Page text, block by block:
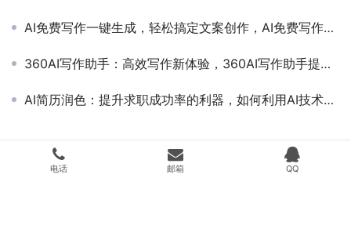
AI免费写作一键生成，轻松搞定文案创作，AI免费写作工具如何提升内容创作效率
360AI写作助手：高效写作新体验，360AI写作助手提升写作效率的实用工具
AI简历润色：提升求职成功率的利器，如何利用AI技术优化你的简历内容
Copyright © 2024 搜遇科技 版权所有湘ICP备20009536号 Powered by
电话 邮箱 QQ